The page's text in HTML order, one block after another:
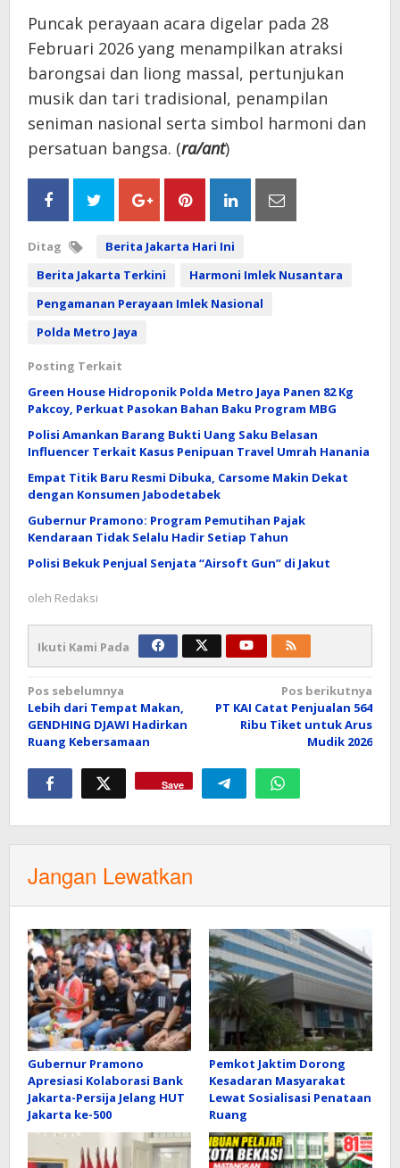
Puncak perayaan acara digelar pada 28
Februari 2026 yang menampilkan atraksi
barongsai dan liong massal, pertunjukan
musik dan tari tradisional, penampilan
seniman nasional serta simbol harmoni dan
persatuan bangsa. (ra/ant)
Ditag
Berita Jakarta Hari Ini
Berita Jakarta Terkini
Harmoni Imlek Nusantara
Pengamanan Perayaan Imlek Nasional
Polda Metro Jaya
Posting Terkait
Green House Hidroponik Polda Metro Jaya Panen 82 Kg
Pakcoy, Perkuat Pasokan Bahan Baku Program MBG
Polisi Amankan Barang Bukti Uang Saku Belasan
Influencer Terkait Kasus Penipuan Travel Umrah Hanania
Empat Titik Baru Resmi Dibuka, Carsome Makin Dekat
dengan Konsumen Jabodetabek
Gubernur Pramono: Program Pemutihan Pajak
Kendaraan Tidak Selalu Hadir Setiap Tahun
Polisi Bekuk Penjual Senjata “Airsoft Gun” di Jakut
oleh Redaksi
Ikuti Kami Pada
Navigasi
pos
Pos sebelumnya
Lebih dari Tempat Makan,
GENDHING DJAWI Hadirkan
Ruang Kebersamaan
Pos berikutnya
PT KAI Catat Penjualan 564
Ribu Tiket untuk Arus
Mudik 2026
Save
Jangan Lewatkan
Gubernur Pramono
Apresiasi Kolaborasi Bank
Jakarta-Persija Jelang HUT
Jakarta ke-500
Pemkot Jaktim Dorong
Kesadaran Masyarakat
Lewat Sosialisasi Penataan
Ruang